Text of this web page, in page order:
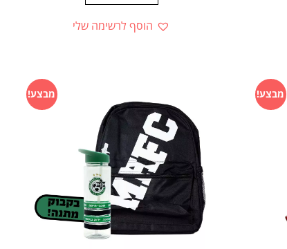
הוסף לרשימה שלי
מבצע! מבצע!